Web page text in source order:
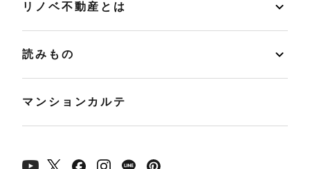
リノベ不動産とは
読みもの
マンションカルテ